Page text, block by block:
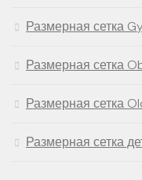
Размерная сетка
Размерная сетка
Размерная сетка
Размерная сетка